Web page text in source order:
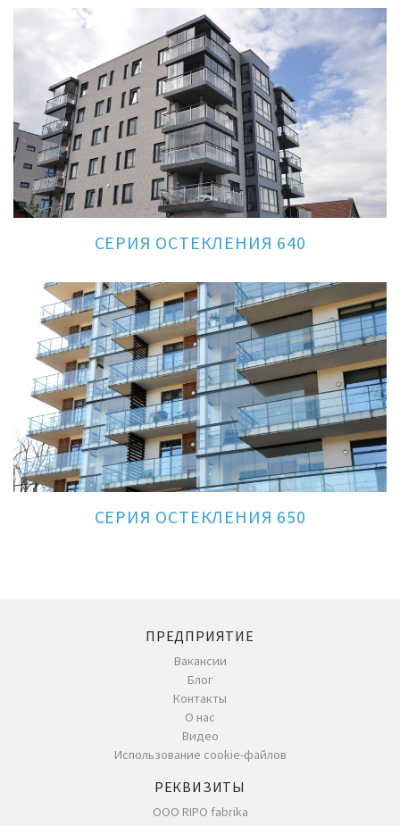
СЕРИЯ ОСТЕКЛЕНИЯ 640
СЕРИЯ ОСТЕКЛЕНИЯ 650
ПРЕДПРИЯТИЕ
Вакансии
Блог
Контакты
О нас
Видео
Использование cookie-файлов
РЕКВИЗИТЫ
ООО RIPO fabrika